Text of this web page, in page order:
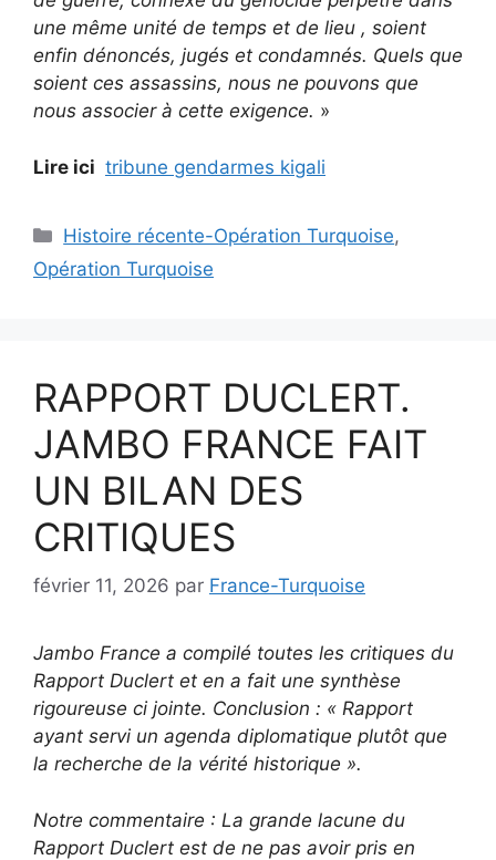
une même unité de temps et de lieu , soient
enfin dénoncés, jugés et condamnés. Quels que
soient ces assassins, nous ne pouvons que
nous associer à cette exigence. »
Lire ici tribune gendarmes kigali
Catégories
Histoire récente-Opération Turquoise,
Opération Turquoise
RAPPORT DUCLERT.
JAMBO FRANCE FAIT
UN BILAN DES
CRITIQUES
février 11, 2026 par France-Turquoise
Jambo France a compilé toutes les critiques du
Rapport Duclert et en a fait une synthèse
rigoureuse ci jointe. Conclusion : « Rapport
ayant servi un agenda diplomatique plutôt que
la recherche de la vérité historique ».
Notre commentaire : La grande lacune du
Rapport Duclert est de ne pas avoir pris en